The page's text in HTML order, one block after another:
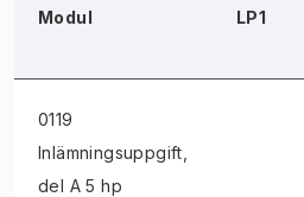
Modul LP1
0119
Inlämningsuppgift
del A 5 hp